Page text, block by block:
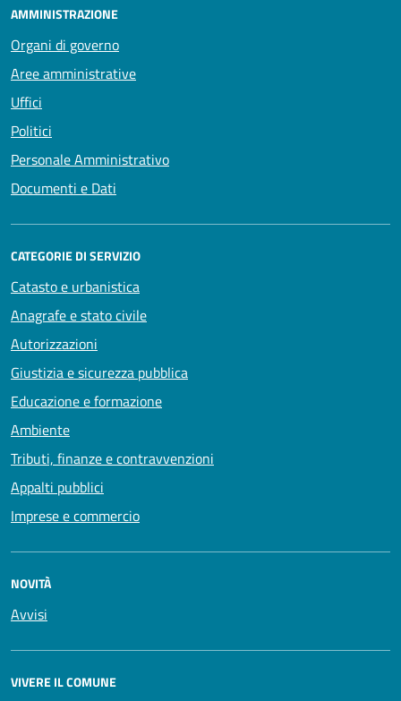
AMMINISTRAZIONE
Organi di governo
Aree amministrative
Uffici
Politici
Personale Amministrativo
Documenti e Dati
CATEGORIE DI SERVIZIO
Catasto e urbanistica
Anagrafe e stato civile
Autorizzazioni
Giustizia e sicurezza pubblica
Educazione e formazione
Ambiente
Tributi, finanze e contravvenzioni
Appalti pubblici
Imprese e commercio
NOVITÀ
Avvisi
VIVERE IL COMUNE